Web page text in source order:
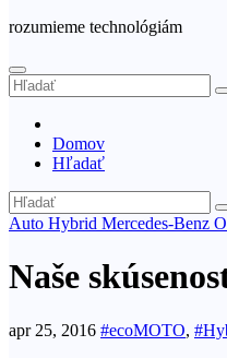
rozumieme technológiám
Domov
Hľadať
Auto Hybrid Mercedes-Benz
Naše
apr 25, 2016 #ecoMOTO,